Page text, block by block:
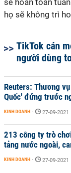
sẽ hoàn toàn
họ sẽ không trì
TikTok cán
người dùng
Reuters: Thương
Quốc' đứng trước
KINH DOANH - 27-09-2021
213 công ty trò
tảng nước ngoài,
KINH DOANH - 27-09-2021